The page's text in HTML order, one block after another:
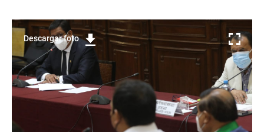
Descargar foto